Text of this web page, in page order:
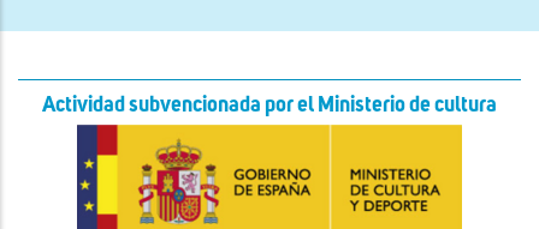
Actividad subvencionada por el Ministerio de cultura